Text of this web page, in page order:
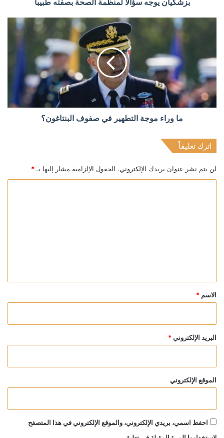
بزشكيان يوجه سؤالا لمنظمة الصحة بصفته طبيبا
ما وراء موجة التطهير في صفوف البنتاغون؟
اترك تعليقاً
لن يتم نشر عنوان بريدك الإلكتروني. الحقول الإلزامية مشار إليها بـ *
*
الاسم *
البريد الإلكتروني *
الموقع الإلكتروني
احفظ اسمي، بريدي الإلكتروني، والموقع الإلكتروني في هذا المتصفح